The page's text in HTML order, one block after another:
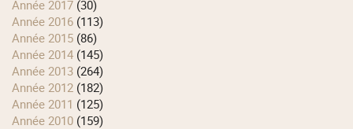
année 2017 (30)
année 2016 (113)
année 2015 (86)
année 2014 (145)
année 2013 (264)
année 2012 (182)
année 2011 (125)
année 2010 (159)